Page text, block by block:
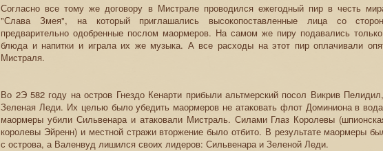
Согласно все тому же договору в Мистрале проводился ежегодный пир в честь
"Слава Змея", на который приглашались высокопоставленные лица со
предварительно одобренные послом маормеров. На самом же пиру подавались
блюда и напитки и играла их же музыка. А все расходы на этот пир оплачивали
Мистраля.
Во 2Э 582 году на остров Гнездо Кенарти прибыли альтмерский посол Викрив
Зеленая Леди. Их целью было убедить маормеров не атаковать флот Доминиона в
маормеры убили Сильвенара и атаковали Мистраль. Силами Глаз Королевы
королевы Эйренн) и местной стражи вторжение было отбито. В результате маормеры
с острова, а Валенвуд лишился своих лидеров: Сильвенара и Зеленой Леди.